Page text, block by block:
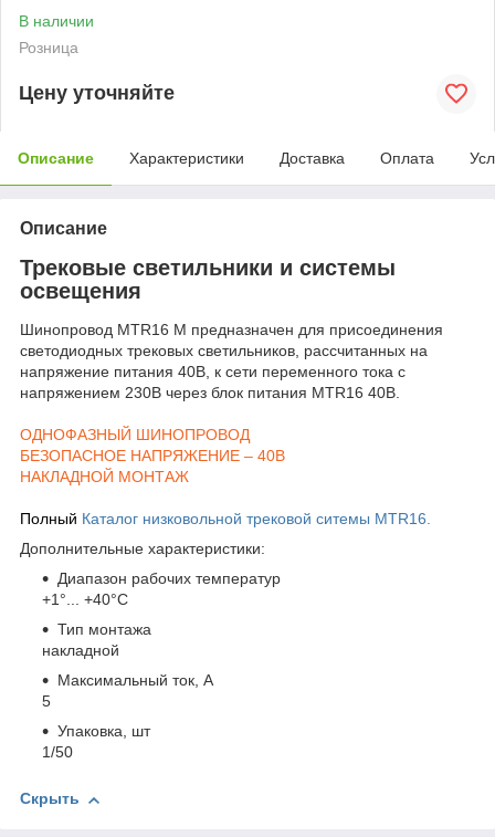
В наличии
Розница
Цену уточняйте
Описание Характеристики Доставка Оплата
Описание
Трековые светильники и системы
освещения
Шинопровод MTR16 M предназначен для присоединения
светодиодных трековых светильников, рассчитанных на
напряжение питания 40В, к сети переменного тока с
напряжением 230В через блок питания MTR16 40В.
ОДНОФАЗНЫЙ ШИНОПРОВОД
БЕЗОПАСНОЕ НАПРЯЖЕНИЕ – 40В
НАКЛАДНОЙ МОНТАЖ
Полный Каталог низковольной трековой ситемы MTR16.
Дополнительные характеристики:
Диапазон рабочих температур
+1°... +40°С
Тип монтажа
накладной
Максимальный ток, А
5
Упаковка, шт
1/50
Скрыть